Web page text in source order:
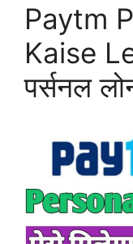
Paytm
Kaise
पर्सनल